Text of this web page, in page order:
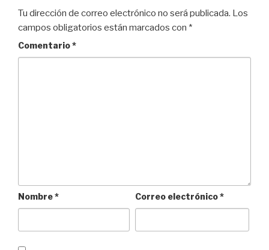
Tu dirección de correo electrónico no será publicada. Los
campos obligatorios están marcados con *
Comentario*
Nombre* Correo electrónico*